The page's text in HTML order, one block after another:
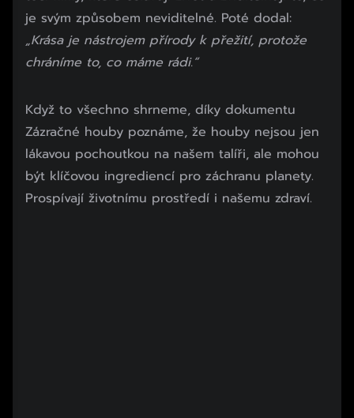
je svým způsobem neviditelné. Poté dodal:
„Krása je nástrojem přírody k přežití, protože
chráníme to, co máme rádi.“
Začátek reklamy
Konec reklamy
Když to všechno shrneme, díky dokumentu
Zázračné houby poznáme, že houby nejsou jen
lákavou pochoutkou na našem talíři, ale mohou
být klíčovou ingrediencí pro záchranu planety.
Prospívají životnímu prostředí i našemu zdraví.